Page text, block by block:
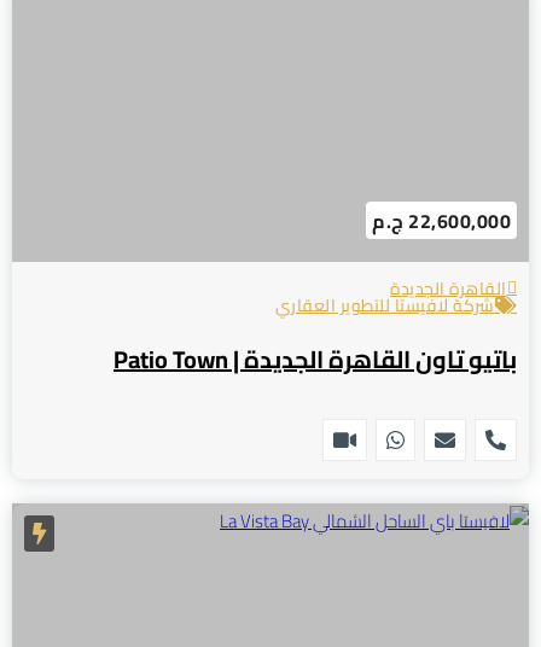
22,600,000 ج.م
القاهرة الجديدة
شركة لافيستا للتطوير العقاري
باتيو تاون القاهرة الجديدة | Patio Town